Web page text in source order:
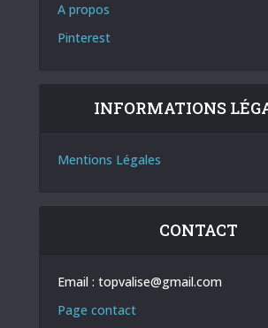
A propos
Pinterest
INFORMATIONS
Mentions Légales
CONTACT
Email : topvalise@gmail.com
Page contact